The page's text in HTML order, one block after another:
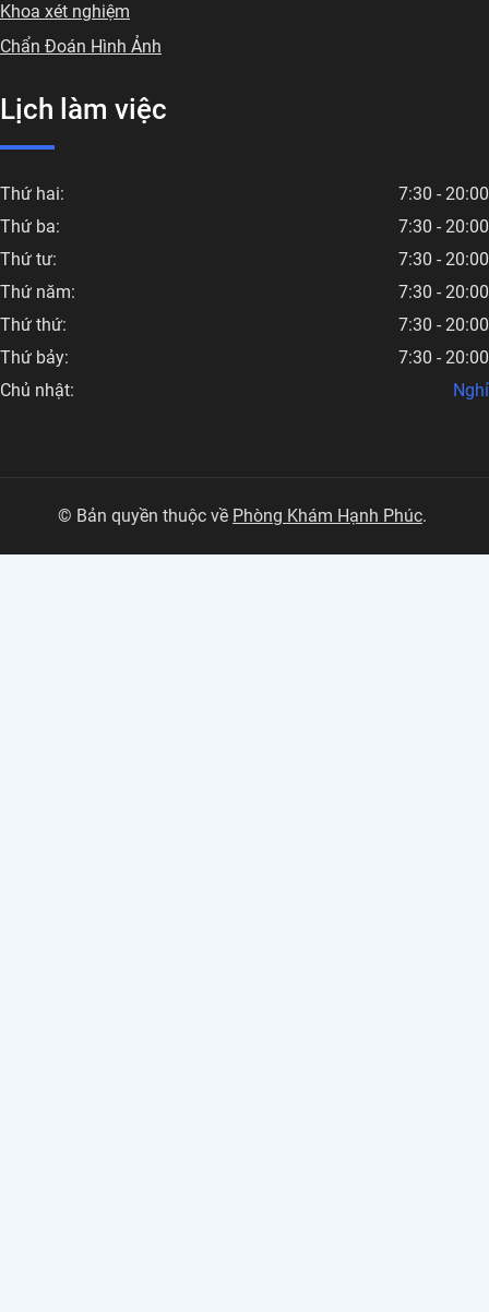
Khoa xét nghiệm
Chẩn Đoán Hình Ảnh
Lịch làm việc
Thứ hai:
7:30 - 20:00
Thứ ba:
7:30 - 20:00
Thứ tư:
7:30 - 20:00
Thứ năm:
7:30 - 20:00
Thứ thứ:
7:30 - 20:00
Thứ bảy:
7:30 - 20:00
Chủ nhật:
Nghỉ
© Bản quyền thuộc về Phòng Khám Hạnh Phúc.